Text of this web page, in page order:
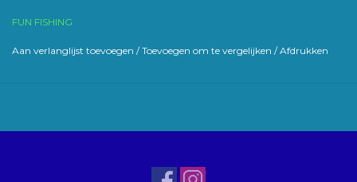
FUN FISHING
Aan verlanglijst toevoegen /Toevoegen om te vergelijken /Afdrukken